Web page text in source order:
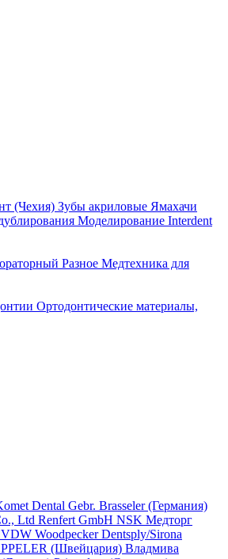
(Чехия) Зубы акриловые Ямахачи
Моделирование Interdent
Разное Медтехника для
Ортодонтические материалы,
Dental Gebr. Brasseler (Германия)
Ltd Renfert GmbH NSK Медторг
VDW WoodpeckerDentsply/Sirona
(Швейцария) Владмива